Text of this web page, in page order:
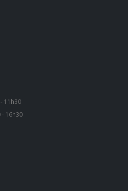
11h30
- 16h30